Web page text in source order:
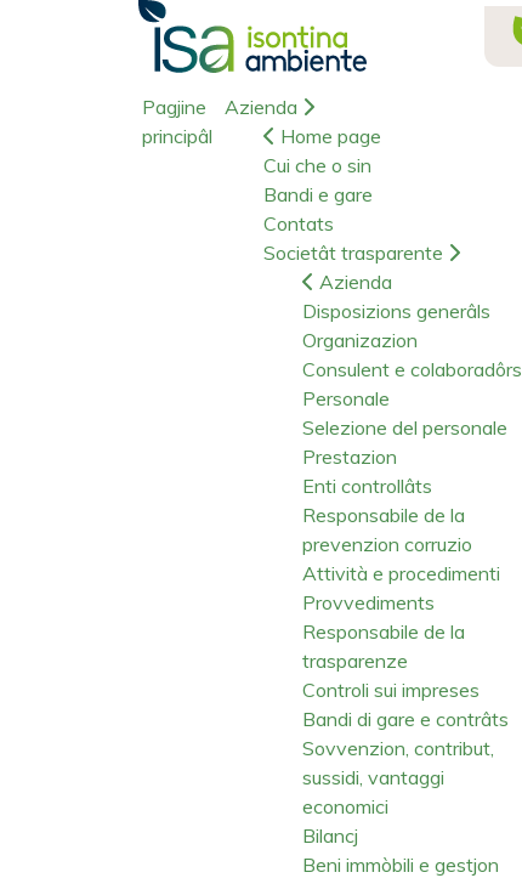
Pagjine
principâl
Azienda
Home page
Cui che o sin
Bandi e gare
Contats
Societât trasparente
Azienda
Disposizions generâls
Organizazion
Consulent e colaboradôrs
Personale
Selezione del personale
Prestazion
Enti controllâts
Responsabile de la
prevenzion corruzio
Attività e procedimenti
Provvediments
Responsabile de la
trasparenze
Controli sui impreses
Bandi di gare e contrâts
Sovvenzion, contribut,
sussidi, vantaggi
economici
Bilancj
Beni immòbili e gestjon